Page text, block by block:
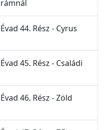
44. Rész - Cyrus
45. Rész - Családi
46. Rész - Zöld